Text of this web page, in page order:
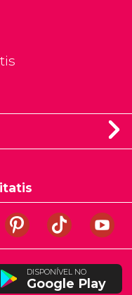
DISPONÍVEL NO
Google Play